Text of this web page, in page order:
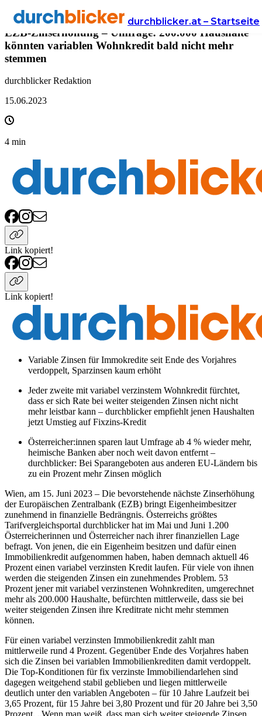
durchblicker.at – Startseite
Presse
EZB-Zinserhöhung – Umfrage: 200.000 Haushalte
könnten variablen Wohnkredit bald nicht mehr
stemmen
durchblicker Redaktion
15.06.2023
4 min
Link kopiert!
Link kopiert!
Variable Zinsen für Immokredite seit Ende des Vorjahres
verdoppelt, Sparzinsen kaum erhöht
Jeder zweite mit variabel verzinstem Wohnkredit fürchtet,
dass er sich Rate bei weiter steigenden Zinsen nicht nicht
mehr leistbar kann – durchblicker empfiehlt jenen Haushalten
jetzt Umstieg auf Fixzins-Kredit
Österreicher:innen sparen laut Umfrage ab 4 % wieder mehr,
heimische Banken aber noch weit davon entfernt –
durchblicker: Bei Sparangeboten aus anderen EU-Ländern bis
zu ein Prozent mehr Zinsen möglich
Wien, am 15. Juni 2023 – Die bevorstehende nächste Zinserhöhung
der Europäischen Zentralbank (EZB) bringt Eigenheimbesitzer
zunehmend in finanzielle Bedrängnis. Österreichs größtes
Tarifvergleichsportal durchblicker hat im Mai und Juni 1.200
Österreicherinnen und Österreicher nach ihrer finanziellen Lage
befragt. Von jenen, die ein Eigenheim besitzen und dafür einen
Immobilienkredit aufgenommen haben, haben demnach aktuell 46
Prozent einen variabel verzinsten Kredit laufen. Für viele von ihnen
werden die steigenden Zinsen ein zunehmendes Problem. 53
Prozent jener mit variabel verzinstenen Wohnkrediten, umgerechnet
mehr als 200.000 Haushalte, befürchten mittlerweile, dass sie bei
weiter steigenden Zinsen ihre Kreditrate nicht mehr stemmen
können.
Für einen variabel verzinsten Immobilienkredit zahlt man
mittlerweile rund 4 Prozent. Gegenüber Ende des Vorjahres haben
sich die Zinsen bei variablen Immobilienkrediten damit verdoppelt.
Die Top-Konditionen für fix verzinste Immobiliendarlehen sind
dagegen weitgehend stabil geblieben und liegen mittlerweile
deutlich unter den variablen Angeboten – für 10 Jahre Laufzeit bei
3,65 Prozent, für 15 Jahre bei 3,80 Prozent und für 20 Jahre bei 3,50